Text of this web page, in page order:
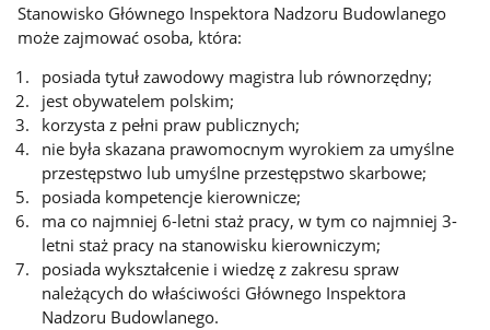
Stanowisko Głównego Inspektora Nadzoru Budowlanego
może zajmować osoba, która:
posiada tytuł zawodowy magistra lub równorzędny;
jest obywatelem polskim;
korzysta z pełni praw publicznych;
nie była skazana prawomocnym wyrokiem za umyślne
przestępstwo lub umyślne przestępstwo skarbowe;
posiada kompetencje kierownicze;
ma co najmniej 6-letni staż pracy, w tym co najmniej 3-
letni staż pracy na stanowisku kierowniczym;
posiada wykształcenie i wiedzę z zakresu spraw
należących do właściwości Głównego Inspektora
Nadzoru Budowlanego.